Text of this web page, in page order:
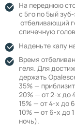
На переднюю
с 5го по 5ый
отбеливающий
спичечную
Наденьте капу
Время
геля. Для
держать
35% —
20% — от 2-х до
15% — от 4-х до
10% — от 6-х до
ночь).